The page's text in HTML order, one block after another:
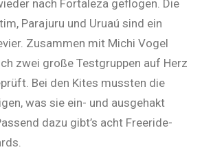
nach Fortaleza geflogen. Die
Parajuru und Uruaú sind ein
Zusammen mit Michi Vogel
zwei große Testgruppen auf Herz
Bei den Kites mussten die
was sie ein- und ausgehakt
dazu gibt’s acht Freeride-